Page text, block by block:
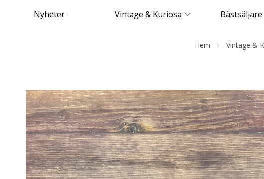
Nyheter Vintage & Kuriosa Bästsäljare
Hem Vintage &